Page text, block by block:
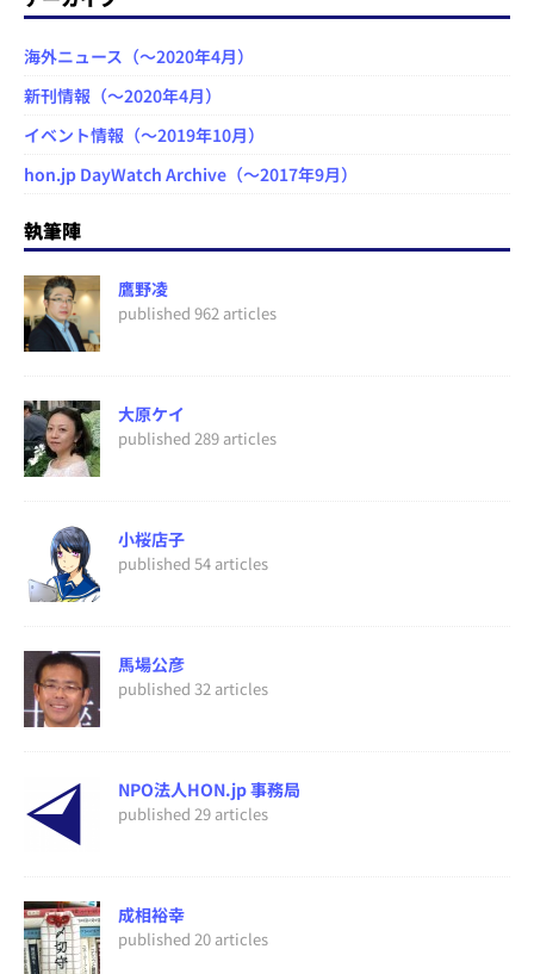
海外ニュース（～2020年4月）
新刊情報（～2020年4月）
イベント情報（～2019年10月）
hon.jp DayWatch Archive（～2017年9月）
執筆陣
鷹野凌
published 962 articles
大原ケイ
published 289 articles
小桜店子
published 54 articles
馬場公彦
published 32 articles
NPO法人HON.jp 事務局
published 29 articles
成相裕幸
published 20 articles